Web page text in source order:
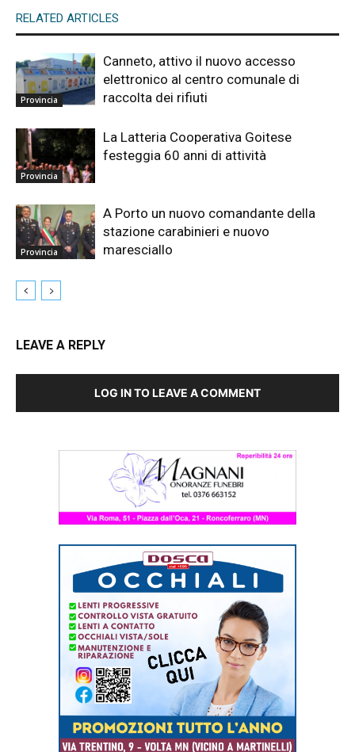
RELATED ARTICLES
Provincia
Canneto, attivo il nuovo accesso
elettronico al centro comunale di
raccolta dei rifiuti
Provincia
La Latteria Cooperativa Goitese
festeggia 60 anni di attività
Provincia
A Porto un nuovo comandante della
stazione carabinieri e nuovo
maresciallo
LEAVE A REPLY
LOG IN TO LEAVE A COMMENT